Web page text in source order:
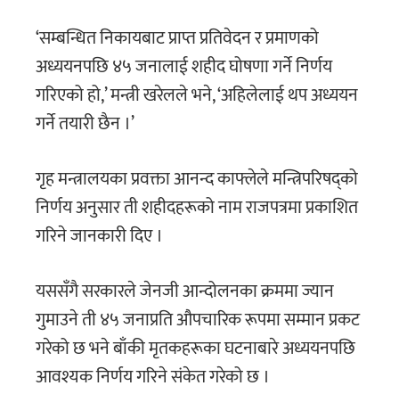
‘सम्बन्धित निकायबाट प्राप्त प्रतिवेदन र प्रमाणको
अध्ययनपछि ४५ जनालाई शहीद घोषणा गर्ने निर्णय
गरिएको हो,’ मन्त्री खरेलले भने, ‘अहिलेलाई थप अध्ययन
गर्ने तयारी छैन ।’
गृह मन्त्रालयका प्रवक्ता आनन्द काफ्लेले मन्त्रिपरिषद्को
निर्णय अनुसार ती शहीदहरूको नाम राजपत्रमा प्रकाशित
गरिने जानकारी दिए ।
यससँगै सरकारले जेनजी आन्दोलनका क्रममा ज्यान
गुमाउने ती ४५ जनाप्रति औपचारिक रूपमा सम्मान प्रकट
गरेको छ भने बाँकी मृतकहरूका घटनाबारे अध्ययनपछि
आवश्यक निर्णय गरिने संकेत गरेको छ ।